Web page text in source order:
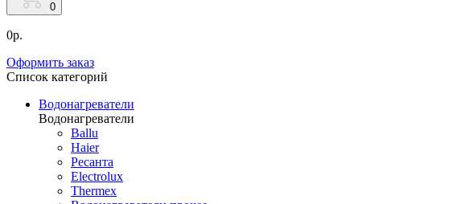
0
0р.
Оформить заказ
Список категорий
Водонагреватели
Водонагреватели
Ballu
Haier
Ресанта
Electrolux
Thermex